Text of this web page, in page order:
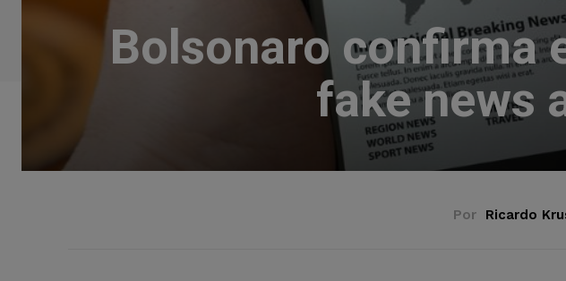
Bolsonaro confirma
fake news
Por Ricardo